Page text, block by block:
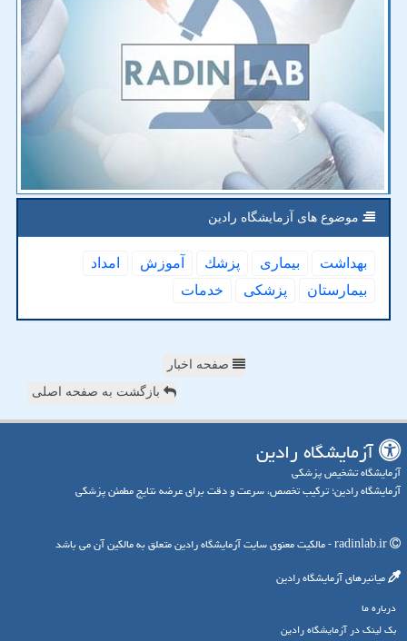
موضوع های آزمایشگاه رادین
بهداشت بیماری پزشك آموزش
امداد
بیمارستان
پزشكی خدمات
صفحه اخبار
بازگشت به صفحه اصلی
آزمایشگاه رادین
آزمایشگاه تشخیص پزشکی
آزمایشگاه رادین؛ ترکیب تخصص، سرعت و دقت برای عرضه نتایج مطمئن پزشکی
میانبرهای آزمایشگاه رادین
درباره ما
بک لینک در آزمایشگاه رادین